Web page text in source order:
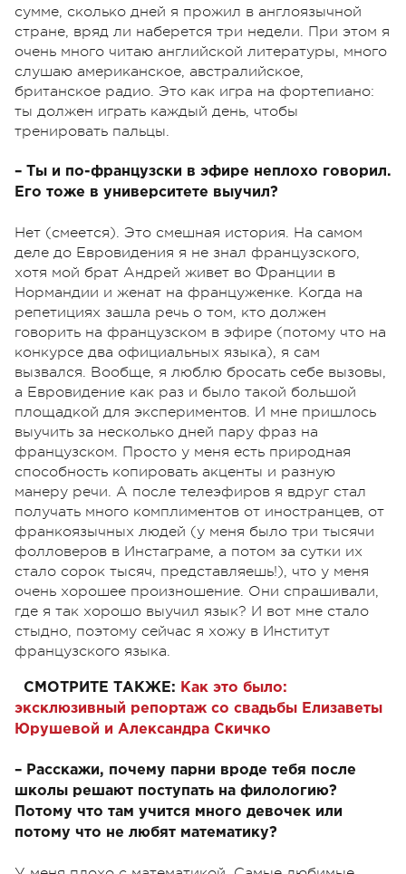
сумме, сколько дней я прожил в англоязычной
стране, вряд ли наберется три недели. При этом я
очень много читаю английской литературы, много
слушаю американское, австралийское,
британское радио. Это как игра на фортепиано:
ты должен играть каждый день, чтобы
тренировать пальцы.
– Ты и по-французски в эфире неплохо говорил.
Его тоже в университете выучил?
Нет (смеется). Это смешная история. На самом
деле до Евровидения я не знал французского,
хотя мой брат Андрей живет во Франции в
Нормандии и женат на француженке. Когда на
репетициях зашла речь о том, кто должен
говорить на французском в эфире (потому что на
конкурсе два официальных языка), я сам
вызвался. Вообще, я люблю бросать себе вызовы,
а Евровидение как раз и было такой большой
площадкой для экспериментов. И мне пришлось
выучить за несколько дней пару фраз на
французском. Просто у меня есть природная
способность копировать акценты и разную
манеру речи. А после телеэфиров я вдруг стал
получать много комплиментов от иностранцев, от
франкоязычных людей (у меня было три тысячи
фолловеров в Инстаграме, а потом за сутки их
стало сорок тысяч, представляешь!), что у меня
очень хорошее произношение. Они спрашивали,
где я так хорошо выучил язык? И вот мне стало
стыдно, поэтому сейчас я хожу в Институт
французского языка.
СМОТРИТЕ ТАКЖЕ: Как это было:
эксклюзивный репортаж со свадьбы Елизаветы
Юрушевой и Александра Скичко
– Расскажи, почему парни вроде тебя после
школы решают поступать на филологию?
Потому что там учится много девочек или
потому что не любят математику?